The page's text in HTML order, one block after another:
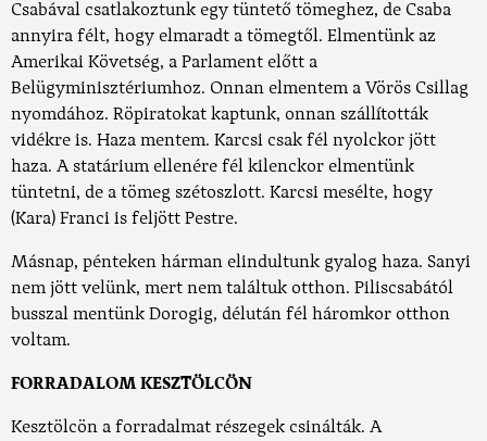
Csabával csatlakoztunk egy tüntető tömeghez, de Csaba
annyira félt, hogy elmaradt a tömegtől. Elmentünk az
Amerikai Követség, a Parlament előtt a
Belügyminisztériumhoz. Onnan elmentem a Vörös Csillag
nyomdához. Röpiratokat kaptunk, onnan szállították
vidékre is. Haza mentem. Karcsi csak fél nyolckor jött
haza. A statárium ellenére fél kilenckor elmentünk
tüntetni, de a tömeg szétoszlott. Karcsi mesélte, hogy
(Kara) Franci is feljött Pestre.
Másnap, pénteken hárman elindultunk gyalog haza. Sanyi
nem jött velünk, mert nem találtuk otthon. Piliscsabától
busszal mentünk Dorogig, délután fél háromkor otthon
voltam.
FORRADALOM KESZTÖLCÖN
Kesztölcön a forradalmat részegek csinálták. A